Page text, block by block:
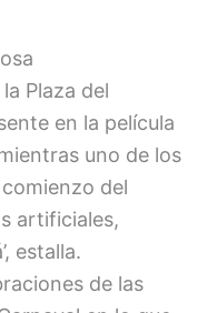
Plaza del
en la película
uno de los
del
artificiales,
estalla.
de las